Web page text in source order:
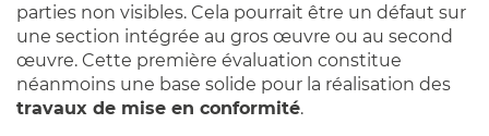
parties non visibles. Cela pourrait être un défaut sur
une section intégrée au gros œuvre ou au second
œuvre. Cette première évaluation constitue
néanmoins une base solide pour la réalisation des
travaux de mise en conformité.